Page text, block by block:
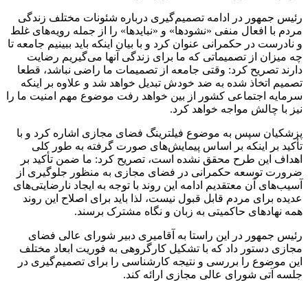
رئیس جمهور در ادامه تصمیم‌گیری درباره شئونات مختلف زندگی
مردم با افعال منفی «نشودها» و «نبایدها» را از جمله رویه‌های غلط
و نادرست در حکمرانی عنوان کرد و با بیان اینکه باید ببینیم جامعه تا
چه میزان از تصمیماتی که ما برای زندگی آنها می‌گیریم رضایت
دارند تصریح کرد: وقتی جامعه از تصمیمات ما راضی نباشد، قطعا
تصمیم اتخاذ شده به ضد خودش تبدیل خواهد شد و علاوه بر اینکه
سرمایه اجتماعی کشور از بین خواهد رفت موضوع مهم امنیت ما را
نیز با چالش مواجه خواهد کرد.
پزشکیان سپس به موضوع فیلترینگ فضای مجازی اشاره کرد و با
تأکید بر اینکه بر اساس پیمایش‌های صورت گرفته به طور کلی
اهداف این طرح محقق نشده است، تصریح کرد: ما ضمن تأکید بر
ضرورت توسعه حکمرانی در فضای مجازی به منظور جلوگیری از
آسیب‌های آن معتقدیم ادامه این روند با توجه به ایجاد نارضایتی‌های
عدیده برای مردم قابل قبول نیست، لذا باید برای اصلاح این روند
همه نهادهای حاکمیتی به زبان و نگاه مشترک برسند.
رئیس جمهور در این راستا به آقامیری دبیر شورای عالی فضای
مجازی دستور داد که با تشکیل کارگروهی به فوریت ابعاد مختلف
این موضوع را بررسی و نتیجه کارشناسی را برای تصمیم‌گیری در
جلسه آتی شورای عالی مجازی ارائه کند.